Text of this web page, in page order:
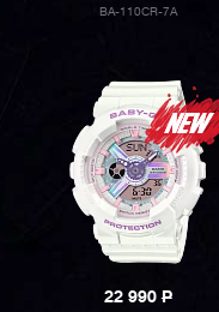
BA-110CR-7A
22 990P